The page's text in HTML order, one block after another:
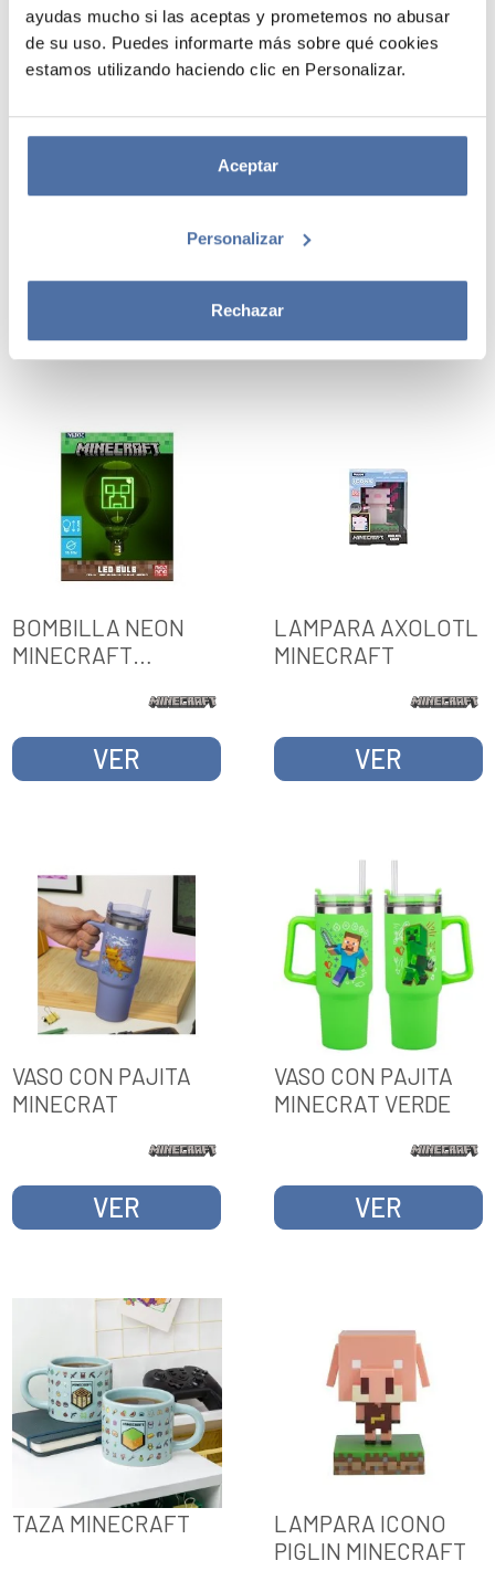
ayudas mucho si las aceptas y prometemos no abusar
de su uso. Puedes informarte más sobre qué cookies
estamos utilizando haciendo clic en Personalizar.
Aceptar
Personalizar
Rechazar
MINECRAFT 2
LAMPARA NEON
MINECRAFT
CREEPER
BOMBILLA NEON
MINECRAFT
VER
LAMPARA AXOLOTL
MINECRAFT
VER
VASO CON PAJITA
MINECRAT
VER
VASO CON PAJITA
MINECRAT VERDE
VER
TAZA MINECRAFT
LAMPARA ICONO
PIGLIN MINECRAFT